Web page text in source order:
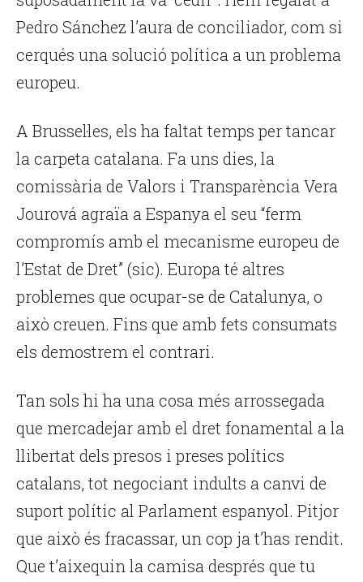
Pedro Sánchez l’aura de conciliador, com si
cerqués una solució política a un problema
europeu.
A Brussel·les, els ha faltat temps per tancar
la carpeta catalana. Fa uns dies, la
comissària de Valors i Transparència Vera
Jourová agraïa a Espanya el seu “ferm
compromís amb el mecanisme europeu de
l’Estat de Dret” (sic). Europa té altres
problemes que ocupar-se de Catalunya, o
això creuen. Fins que amb fets consumats
els demostrem el contrari.
Tan sols hi ha una cosa més arrossegada
que mercadejar amb el dret fonamental a la
llibertat dels presos i preses polítics
catalans, tot negociant indults a canvi de
suport polític al Parlament espanyol. Pitjor
que això és fracassar, un cop ja t’has rendit.
Que t’aixequin la camisa després que tu